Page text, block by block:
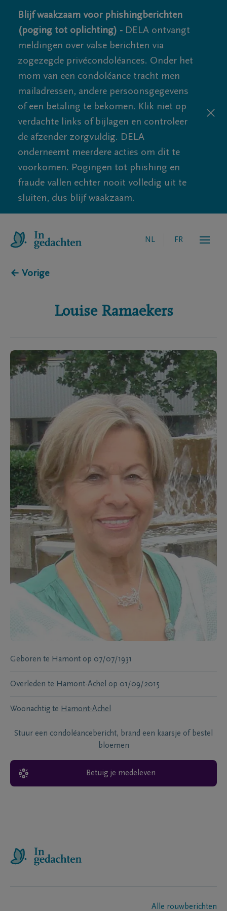
Blijf waakzaam voor phishingberichten
(poging tot oplichting) - DELA ontvangt
meldingen over valse berichten via
zogezegde privécondoléances. Onder het
mom van een condoléance tracht men
mailadressen, andere persoonsgegevens
of een betaling te bekomen. Klik niet op
verdachte links of bijlagen en controleer
de afzender zorgvuldig. DELA
onderneemt meerdere acties om dit te
voorkomen. Pogingen tot phishing en
fraude vallen echter nooit volledig uit te
sluiten, dus blijf waakzaam.
NL FR
← Vorige
Louise Ramaekers
Geboren te Hamont op 07/07/1931
Overleden te Hamont-Achel op 01/09/2015
Woonachtig te Hamont-Achel
Stuur een condoléancebericht, brand een kaarsje of bestel
bloemen
Betuig je medeleven
Alle rouwberichten